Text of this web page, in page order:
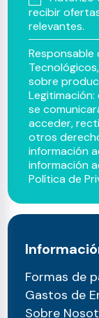
recibir
relevantes.
sobre
se
acceder,
otros
información
información
Política de
Formas de
Gastos de
Sobre